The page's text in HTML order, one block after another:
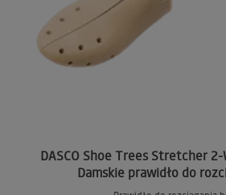
DASCO Shoe Trees Stretcher
Damskie prawidło do